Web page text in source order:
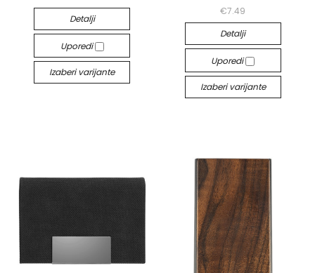
Detalji
Uporedi
Izaberi varijante
€7.49
Detalji
Uporedi
Izaberi varijante